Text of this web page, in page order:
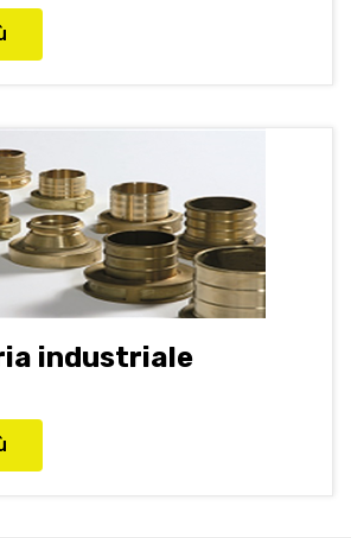
industriale